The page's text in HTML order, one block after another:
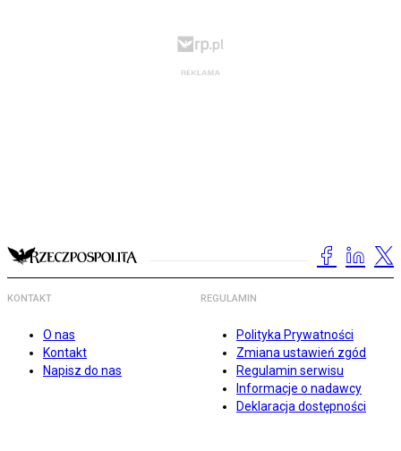
KONTAKT
O nas
Kontakt
Napisz do nas
REGULAMIN
Polityka Prywatności
Zmiana ustawień zgód
Regulamin serwisu
Informacje o nadawcy
Deklaracja dostępności